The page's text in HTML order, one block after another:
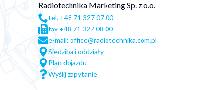
Radiotechnika Marketing Sp. z.o.o.
tel. +48 71 327 07 00
fax +48 71 327 08 00
e-mail: office@radiotechnika.com.pl
Siedziba i oddziały
Plan dojazdu
Wyślij zapytanie